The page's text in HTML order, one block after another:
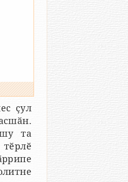
ҫул
та